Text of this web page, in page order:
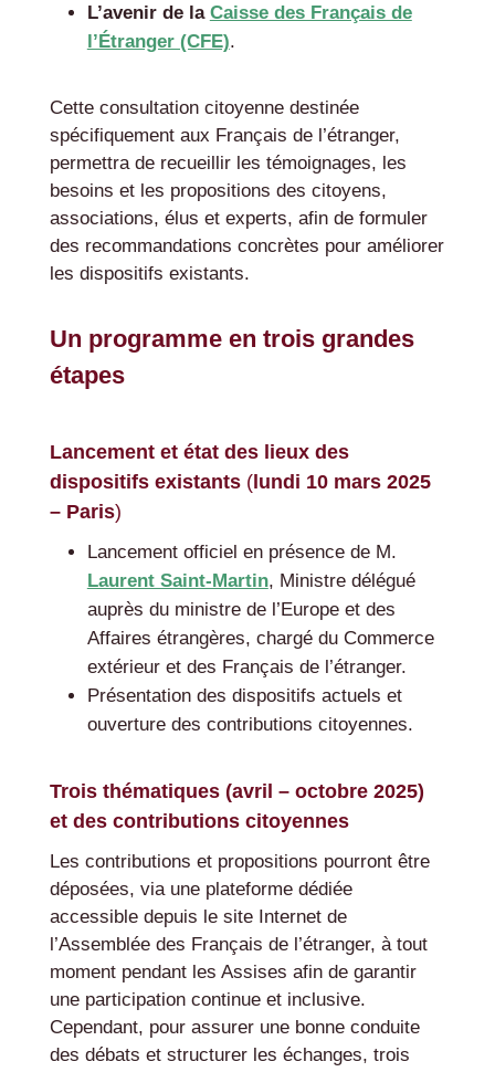
L’avenir de la Caisse des Français de
l’Étranger (CFE).
Cette consultation citoyenne destinée
spécifiquement aux Français de l’étranger,
permettra de recueillir les témoignages, les
besoins et les propositions des citoyens,
associations, élus et experts, afin de formuler
des recommandations concrètes pour améliorer
les dispositifs existants.
Un programme en trois grandes
étapes
Lancement et état des lieux des
dispositifs existants (lundi 10 mars 2025
– Paris)
Lancement officiel en présence de M.
Laurent Saint-Martin, Ministre délégué
auprès du ministre de l’Europe et des
Affaires étrangères, chargé du Commerce
extérieur et des Français de l’étranger.
Présentation des dispositifs actuels et
ouverture des contributions citoyennes.
Trois thématiques (avril – octobre 2025)
et des contributions citoyennes
Les contributions et propositions pourront être
déposées, via une plateforme dédiée
accessible depuis le site Internet de
l’Assemblée des Français de l’étranger, à tout
moment pendant les Assises afin de garantir
une participation continue et inclusive.
Cependant, pour assurer une bonne conduite
des débats et structurer les échanges, trois